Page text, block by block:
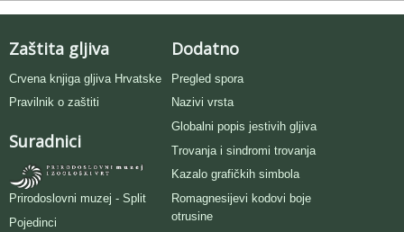
Zaštita gljiva
Crvena knjiga gljiva Hrvatske
Pravilnik o zaštiti
Suradnici
Prirodoslovni muzej - Split
Pojedinci
Dodatno
Pregled spora
Nazivi vrsta
Globalni popis jestivih gljiva
Trovanja i sindromi trovanja
Kazalo grafičkih simbola
Romagnesijevi kodovi boje
otrusine